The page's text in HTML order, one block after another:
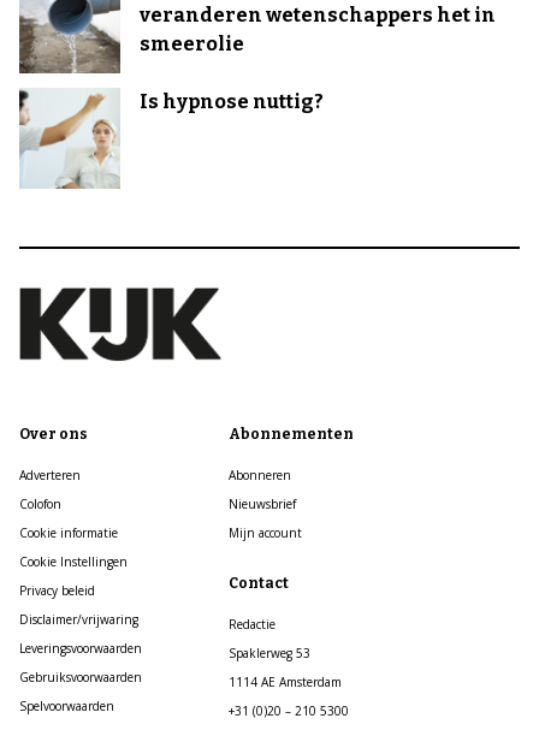
veranderen wetenschappers het in
smeerolie
Is hypnose nuttig?
Over ons
Adverteren
Colofon
Cookie informatie
Cookie Instellingen
Privacy beleid
Disclaimer/vrijwaring
Leveringsvoorwaarden
Gebruiksvoorwaarden
Spelvoorwaarden
Abonnementen
Abonneren
Nieuwsbrief
Mijn account
Contact
Redactie
Spaklerweg 53
1114 AE Amsterdam
+31 (0)20 – 210 5300